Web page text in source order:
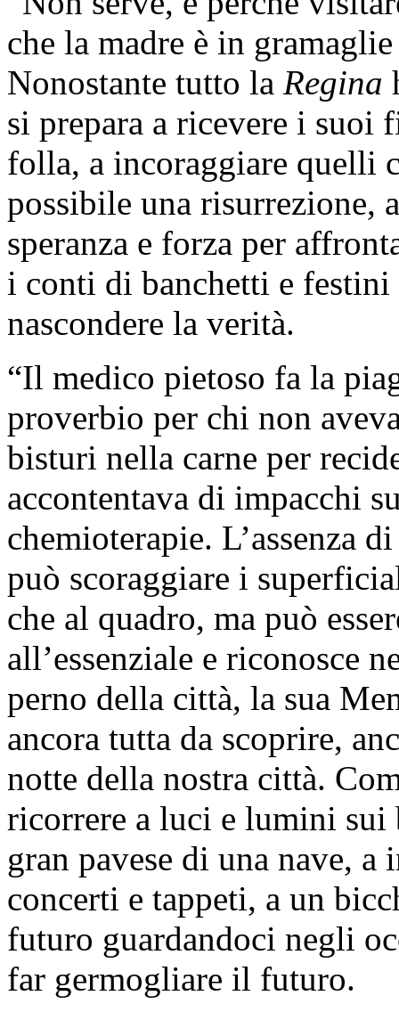
che la madre è in
Nonostante tutto la Regina
si prepara a ricevere i
folla, a incoraggiare quelli
possibile una risurrezione,
speranza e forza per
i conti di banchetti e festini
nascondere la verità.
“Il medico pietoso fa la
proverbio per chi non
bisturi nella carne per
accontentava di impacchi
chemioterapie. L’assenza
può scoraggiare i
che al quadro, ma può
all’essenziale e riconosce
perno della città, la sua
ancora tutta da scoprire,
notte della nostra città.
ricorrere a luci e lumini sui
gran pavese di una nave,
concerti e tappeti, a un
futuro guardandoci negli
far germogliare il futuro.